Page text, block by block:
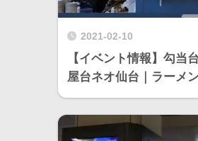
2021-02-10
【イベント情報】勾当
屋台ネオ仙台｜ラーメ